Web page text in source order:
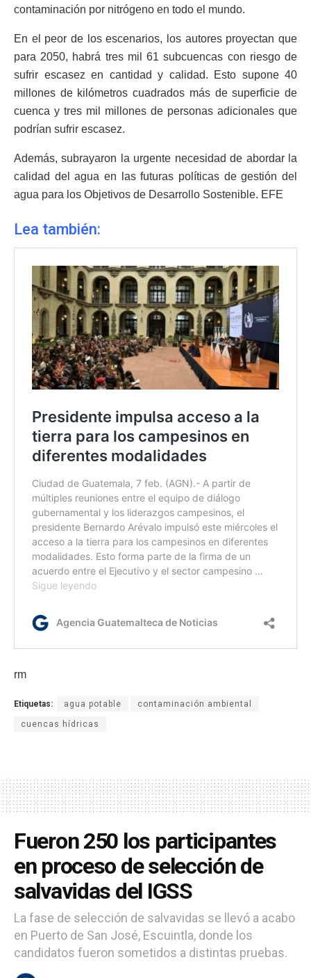
contaminación por nitrógeno en todo el mundo.
En el peor de los escenarios, los autores proyectan que
para 2050, habrá tres mil 61 subcuencas con riesgo de
sufrir escasez en cantidad y calidad. Esto supone 40
millones de kilómetros cuadrados más de superficie de
cuenca y tres mil millones de personas adicionales que
podrían sufrir escasez.
Además, subrayaron la urgente necesidad de abordar la
calidad del agua en las futuras políticas de gestión del
agua para los Objetivos de Desarrollo Sostenible. EFE
Lea también:
rm
Etiquetas: agua potable contaminación ambiental
cuencas hídricas
Fueron 250 los participantes
en proceso de selección de
salvavidas del IGSS
La fase de selección de salvavidas se llevó a acabo
en Puerto de San José, Escuintla, donde los
candidatos fueron sometidos a distintas pruebas.